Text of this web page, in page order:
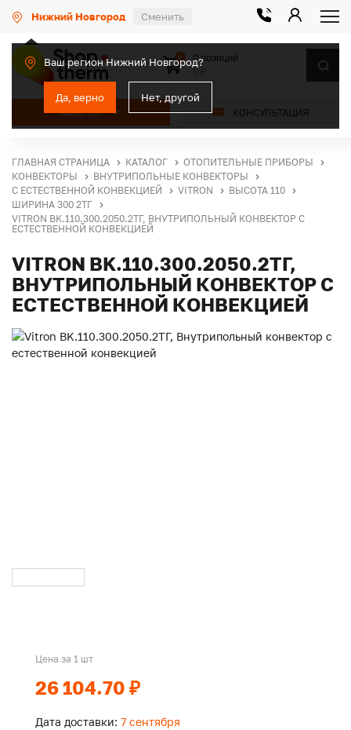
Нижний Новгород Сменить
Ваш регион Нижний Новгород?
Да, верно Нет, другой
КАТАЛОГ КОНСУЛЬТАЦИЯ
0
0 позиций
ГЛАВНАЯ СТРАНИЦА КАТАЛОГ
ОТОПИТЕЛЬНЫЕ ПРИБОРЫ
КОНВЕКТОРЫ
ВНУТРИПОЛЬНЫЕ КОНВЕКТОРЫ
С ЕСТЕСТВЕННОЙ КОНВЕКЦИЕЙ
VITRON
ВЫСОТА 110
ШИРИНА 300 2ТГ
VITRON BK.110.300.2050.2ТГ, ВНУТРИПОЛЬНЫЙ КОНВЕКТОР С
ЕСТЕСТВЕННОЙ КОНВЕКЦИЕЙ
VITRON BK.110.300.2050.2ТГ,
ВНУТРИПОЛЬНЫЙ КОНВЕКТОР С
ЕСТЕСТВЕННОЙ КОНВЕКЦИЕЙ
Цена за 1 шт
26 104.70 ₽
Дата доставки: 7 сентября